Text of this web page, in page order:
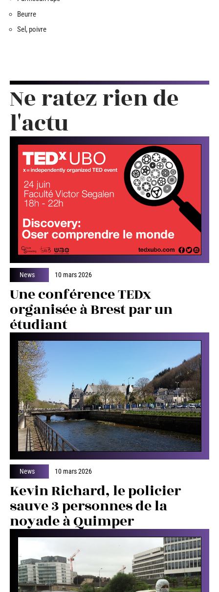
Beurre
Sel, poivre
Ne ratez rien de
l'actu
News 10 mars 2026
Une conférence TEDx
organisée à Brest par un
étudiant
News 10 mars 2026
Kevin Richard, le policier
sauve 3 personnes de la
noyade à Quimper